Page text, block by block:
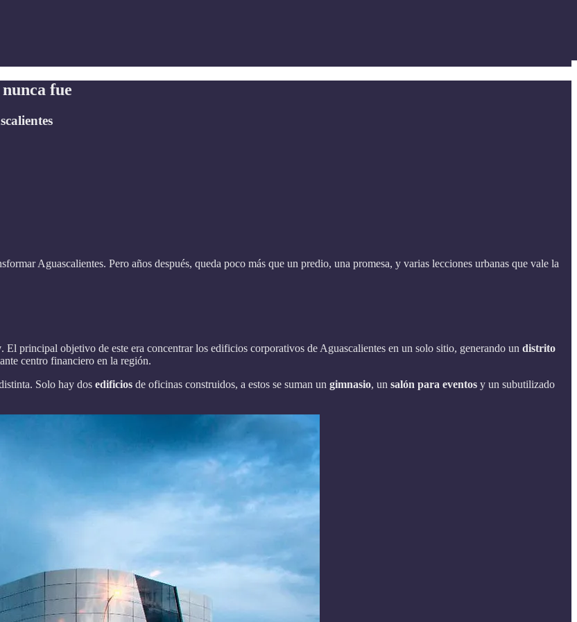
fue
Aguascalientes. Pero años después, queda poco más que un predio, una promesa, y varias lecciones urbanas que vale la
. El principal objetivo de este era concentrar los edificios corporativos de Aguascalientes en un solo sitio, generando un distrito
centro financiero en la región.
Solo hay dos edificios de oficinas construidos, a estos se suman un gimnasio, un salón para eventos y un subutilizado